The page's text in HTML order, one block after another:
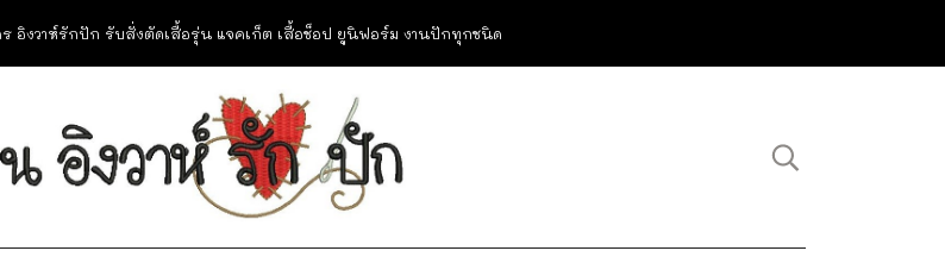
ร อิงวาห์รักปัก รับสั่งตัดเสื้อรุ่น แจคเก็ต เสื้อช็อป ยูนิฟอร์ม งานปักทุกชนิด